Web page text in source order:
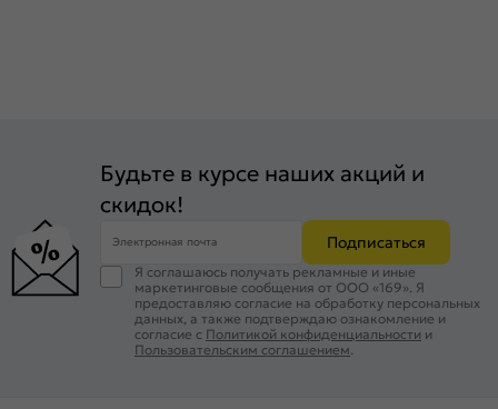
Будьте в курсе наших акций и
скидок!
Электронная почта Подписаться
Я соглашаюсь получать рекламные и иные
маркетинговые сообщения от ООО «169». Я
предоставляю согласие на обработку персональных
данных, а также подтверждаю ознакомление и
согласие с Политикой конфиденциальности и
Пользовательским соглашением.